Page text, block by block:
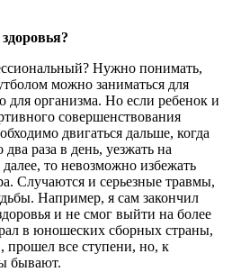
Нужно понимать,
можно заниматься для
для организма. Но если ребенок и
совершенствования
двигаться дальше, когда
раза в день, уезжать на
то невозможно избежать
Случаются и серьезные травмы,
Например, я сам закончил
и не смог выйти на более
в юношеских сборных страны,
прошел все ступени, но, к
бывают.